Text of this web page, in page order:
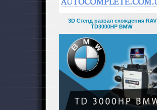
3D Стенд развал схождения RAV
TD3000HP BMW